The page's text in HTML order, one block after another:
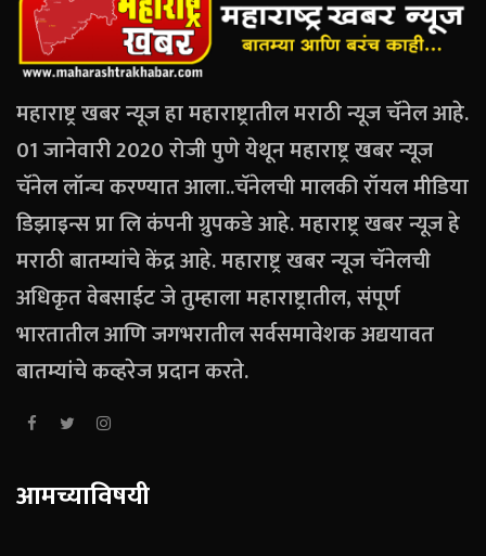
महाराष्ट्र खबर न्यूज हा महाराष्ट्रातील मराठी न्यूज चॅनेल आहे.
01 जानेवारी 2020 रोजी पुणे येथून महाराष्ट्र खबर न्यूज
चॅनेल लॉन्च करण्यात आला..चॅनेलची मालकी रॉयल मीडिया
डिझाइन्स प्रा लि कंपनी ग्रुपकडे आहे. महाराष्ट्र खबर न्यूज हे
मराठी बातम्यांचे केंद्र आहे. महाराष्ट्र खबर न्यूज चॅनेलची
अधिकृत वेबसाईट जे तुम्हाला महाराष्ट्रातील, संपूर्ण
भारतातील आणि जगभरातील सर्वसमावेशक अद्ययावत
बातम्यांचे कव्हरेज प्रदान करते.
आमच्याविषयी